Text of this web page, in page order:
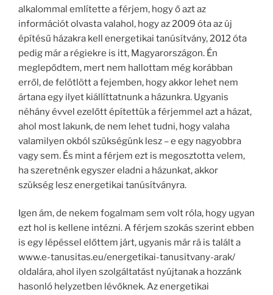
alkalommal említette a férjem, hogy ő azt az
információt olvasta valahol, hogy az 2009 óta az új
építésű házakra kell energetikai tanúsítvány, 2012 óta
pedig már a régiekre is itt, Magyarországon. Én
meglepődtem, mert nem hallottam még korábban
erről, de felötlött a fejemben, hogy akkor lehet nem
ártana egy ilyet kiállíttatnunk a házunkra. Ugyanis
néhány évvel ezelőtt építettük a férjemmel azt a házat,
ahol most lakunk, de nem lehet tudni, hogy valaha
valamilyen okból szükségünk lesz – e egy nagyobbra
vagy sem. És mint a férjem ezt is megosztotta velem,
ha szeretnénk egyszer eladni a házunkat, akkor
szükség lesz energetikai tanúsítványra.
Igen ám, de nekem fogalmam sem volt róla, hogy ugyan
ezt hol is kellene intézni. A férjem szokás szerint ebben
is egy lépéssel előttem járt, ugyanis már rá is talált a
www.e-tanusitas.eu/energetikai-tanusitvany-arak/
oldalára, ahol ilyen szolgáltatást nyújtanak a hozzánk
hasonló helyzetben lévőknek. Az energetikai